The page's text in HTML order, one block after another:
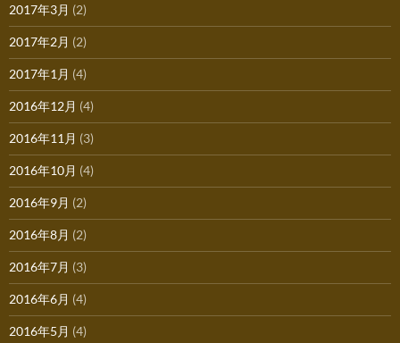
2017年3月 (2)
2017年2月 (2)
2017年1月 (4)
2016年12月 (4)
2016年11月 (3)
2016年10月 (4)
2016年9月 (2)
2016年8月 (2)
2016年7月 (3)
2016年6月 (4)
2016年5月 (4)